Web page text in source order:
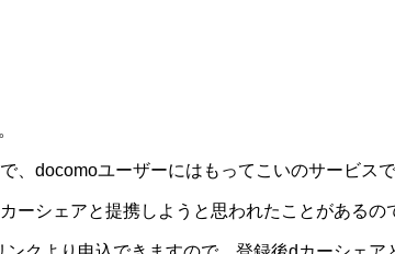
docomoユーザーにはもってこいのサービスで
シェアと提携しようと思われたことがあるの